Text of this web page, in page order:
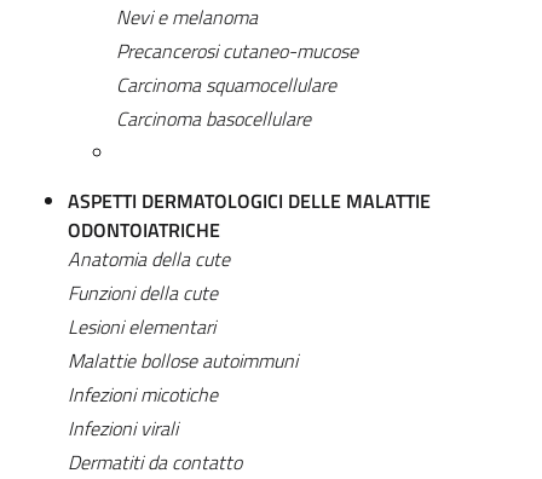
Nevi e melanoma
Precancerosi cutaneo-mucose
Carcinoma squamocellulare
Carcinoma basocellulare
ASPETTI DERMATOLOGICI DELLE MALATTIE
ODONTOIATRICHE
Anatomia della cute
Funzioni della cute
Lesioni elementari
Malattie bollose autoimmuni
Infezioni micotiche
Infezioni virali
Dermatiti da contatto